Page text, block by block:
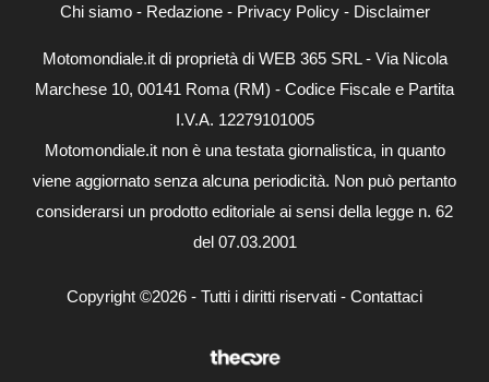
Chi siamo- Redazione- Privacy Policy- Disclaimer
Motomondiale.it di proprietà di WEB 365 SRL - Via Nicola
Marchese 10, 00141 Roma (RM) - Codice Fiscale e Partita
I.V.A. 12279101005
Motomondiale.it non è una testata giornalistica, in quanto
viene aggiornato senza alcuna periodicità. Non può pertanto
considerarsi un prodotto editoriale ai sensi della legge n. 62
del 07.03.2001
Copyright ©2026 - Tutti i diritti riservati - Contattaci